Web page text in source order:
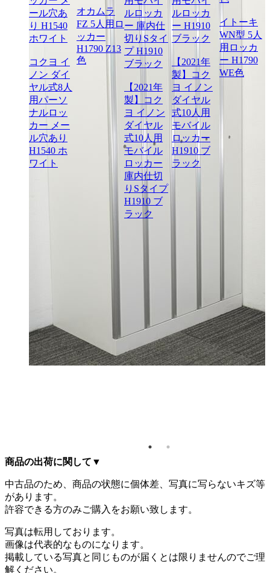
コクヨ イ
ノン ダイ
ヤル式8人
用パーソ
ナルロッ
カー メー
ル穴あり
H1540 ホ
ワイト
オカムラ
FZ 5人用ロ
ッカー
H1790 Z13
色
【2021年
製】コク
ヨ イノン
ダイヤル
式10人用
モバイル
ロッカー
庫内仕切
りSタイプ
H1910 ブ
ラック
【2021年
製】コク
ヨ イノン
ダイヤル
式10人用
モバイル
ロッカー
H1910 ブ
ラック
イトーキ
WN型 5人
用ロッカ
ー H1790
WE色
商品の出荷に関して ▼
中古品のため、商品の状態に個体差、写真に写らないキズ等
があります。
許容できる方のみご購入をお願い致します。
写真は転用しております。
画像は代表的なものになります。
掲載している写真と同じものが届くとは限りませんのでご理
解ください。